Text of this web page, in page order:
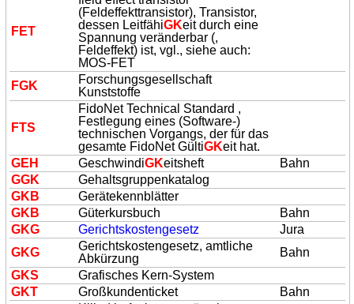
FET
(Feldeffekttransistor), Transistor,
dessen LeitfähiGKeit durch eine
Spannung veränderbar (,
Feldeffekt) ist, vgl., siehe auch:
MOS-FET
FGK
Forschungsgesellschaft
Kunststoffe
FTS
FidoNet Technical Standard ,
Festlegung eines (Software-)
technischen Vorgangs, der für das
gesamte FidoNet GültiGKeit hat.
GEH
GeschwindiGKeitsheft
Bahn
GGK
Gehaltsgruppenkatalog
GK B
Gerätekennblätter
GK B Güterkursbuch
Bahn
GKG Gerichtskostengesetz
Jura
GKG
Gerichtskostengesetz, amtliche
Abkürzung
Bahn
GKS
Grafisches Kern-System
GKT Großkundenticket
Bahn